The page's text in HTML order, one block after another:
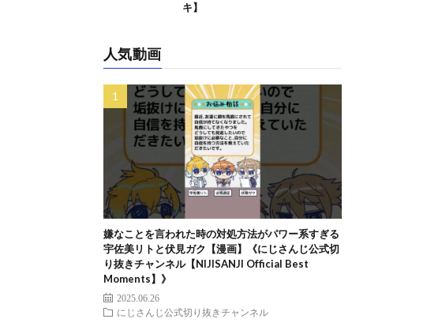
キ】
人気動画
嫌なことを言われた時の対処方法がパワー系すぎる
宇佐美リトと伏見ガク【漫画】《にじさんじ公式切
り抜きチャンネル【NIJISANJI Official Best
Moments】》
2025.06.26
にじさんじ公式切り抜きチャンネル